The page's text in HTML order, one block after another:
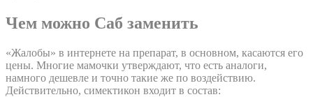
Чем можно Саб заменить
«Жалобы» в интернете на препарат, в основном, касаются его
цены. Многие мамочки утверждают, что есть аналоги,
намного дешевле и точно такие же по воздействию.
Действительно, симектикон входит в состав: